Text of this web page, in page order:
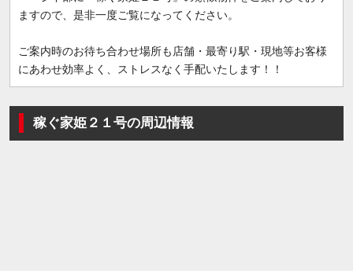
ますので、是非一度ご覧になってください。
ご案内時のお待ち合わせ場所も店舗・最寄り駅・現地等お客様
にあわせ効率よく、ストレスなく手配いたします！！
稼ぐ家姫２１号の周辺情報